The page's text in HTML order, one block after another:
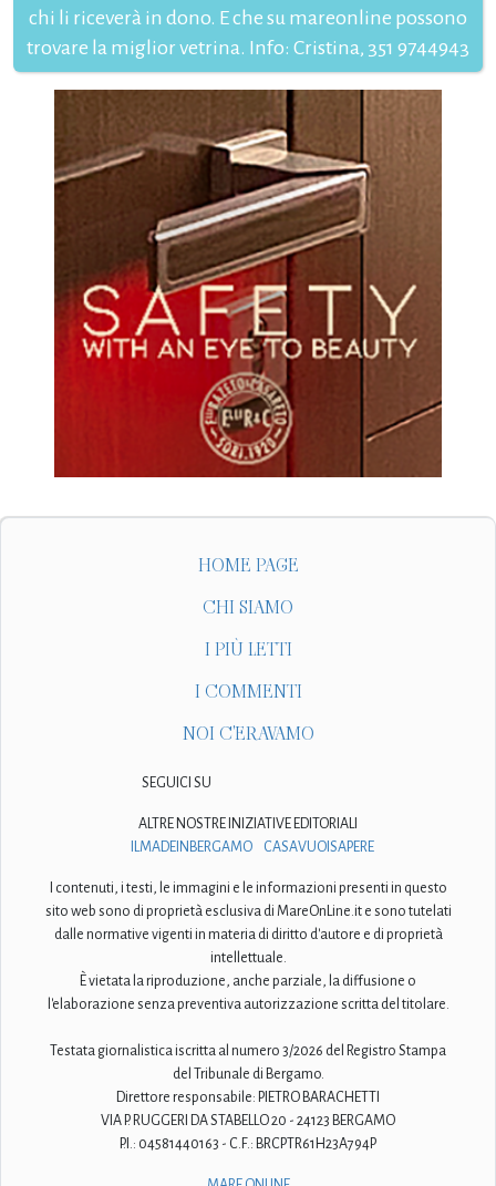
chi li riceverà in dono. E che su mareonline possono
trovare la miglior vetrina. Info: Cristina, 351 9744943
HOME PAGE
CHI SIAMO
I PIÙ LETTI
I COMMENTI
NOI C'ERAVAMO
SEGUICI SU
ALTRE NOSTRE INIZIATIVE EDITORIALI
ILMADEINBERGAMO
CASAVUOISAPERE
I contenuti, i testi, le immagini e le informazioni presenti in questo
sito web sono di proprietà esclusiva di MareOnLine.it e sono tutelati
dalle normative vigenti in materia di diritto d'autore e di proprietà
intellettuale.
È vietata la riproduzione, anche parziale, la diffusione o
l'elaborazione senza preventiva autorizzazione scritta del titolare.
Testata giornalistica iscritta al numero 3/2026 del Registro Stampa
del Tribunale di Bergamo.
Direttore responsabile: PIETRO BARACHETTI
VIA P. RUGGERI DA STABELLO 20 - 24123 BERGAMO
P.I.: 04581440163 - C.F.: BRCPTR61H23A794P